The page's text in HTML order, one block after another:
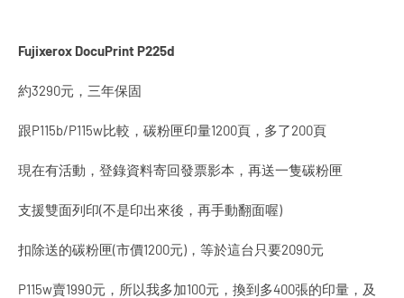
Fujixerox DocuPrint P225d
約3290元，三年保固
跟P115b/P115w比較，碳粉匣印量1200頁，多了200頁
現在有活動，登錄資料寄回發票影本，再送一隻碳粉匣
支援雙面列印(不是印出來後，再手動翻面喔)
扣除送的碳粉匣(市價1200元)，等於這台只要2090元
P115w賣1990元，所以我多加100元，換到多400張的印量，及